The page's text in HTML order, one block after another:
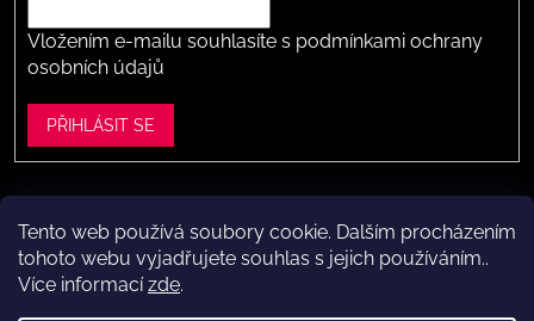
Tento web používá soubory cookie. Dalším procházením
tohoto webu vyjadřujete souhlas s jejich používáním..
Více informacízde.
Vložením e-mailu souhlasíte s podmínkami ochrany
osobních údajů
PŘIHLÁSIT SE
Vytvořil Shoptet